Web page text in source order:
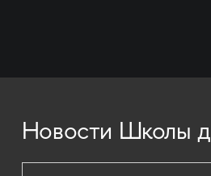
Новости Школы